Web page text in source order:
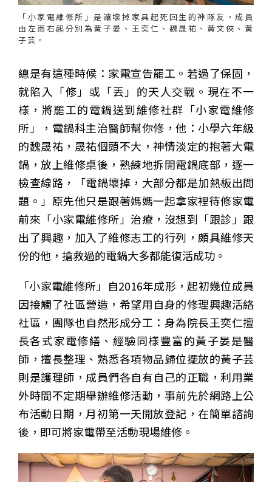
「小家電維修所」是讓壞掉家具起死回生的神隊友，成員
由左而右起分別為黃子晏、王奕仁、魏晟祐、黃文俠、黃
子芸。
總是有這種時候：家電宣告罷工。若過了保固，
就陷入「修」或「丟」的天人交戰。現在不一
樣，將罷工的電鍋送到維修社群「小家電維修
所」，電鍋科主治醫師幫你修，他：小學六年級
的魏晟祐，晟祐個頭不大，神情淡定的抱著大電
鍋，放上維修桌後，熟練地拆開電鍋底部，逐一
檢查線路，「電鍋壞掉，大部分都是加熱板出問
題。」原先他只是跟著媽媽一起拿家裡待修家電
前來「小家電維修所」治療，沒想到「跟診」跟
出了興趣，加入了維修志工的行列，頗具維修天
份的他，搶救過的電鍋大多都能復活成功。
「小家電維修所」自2016年成形，起初幾位成員
因接觸了社區營造，希望用自身的修理興趣活絡
社區，團隊也自然形成分工：身為院長王奕仁擅
長各式家電修繕、經驗同樣豐富的黃子晏是醫
師，擅長整理、熟悉各項物品歸位擺放的黃子芸
則是護理師，成員們各自有自己的正職，利用業
外時間不定期舉辦維修活動，事前先於網路上公
布活動日期，月初第一天開放登記，在簡單諮詢
後，即可將家電帶至活動現場維修。